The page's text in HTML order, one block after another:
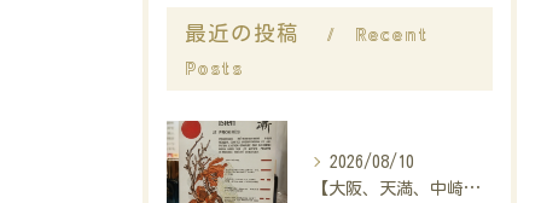
最近の投稿
Recent
Posts
2026/08/10
【大阪、天満、中崎町の占い】madam豊子、本日のメッセージ